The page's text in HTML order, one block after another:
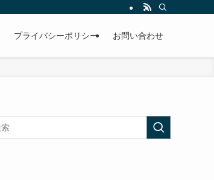
プライバシーポリシー お問い合わせ